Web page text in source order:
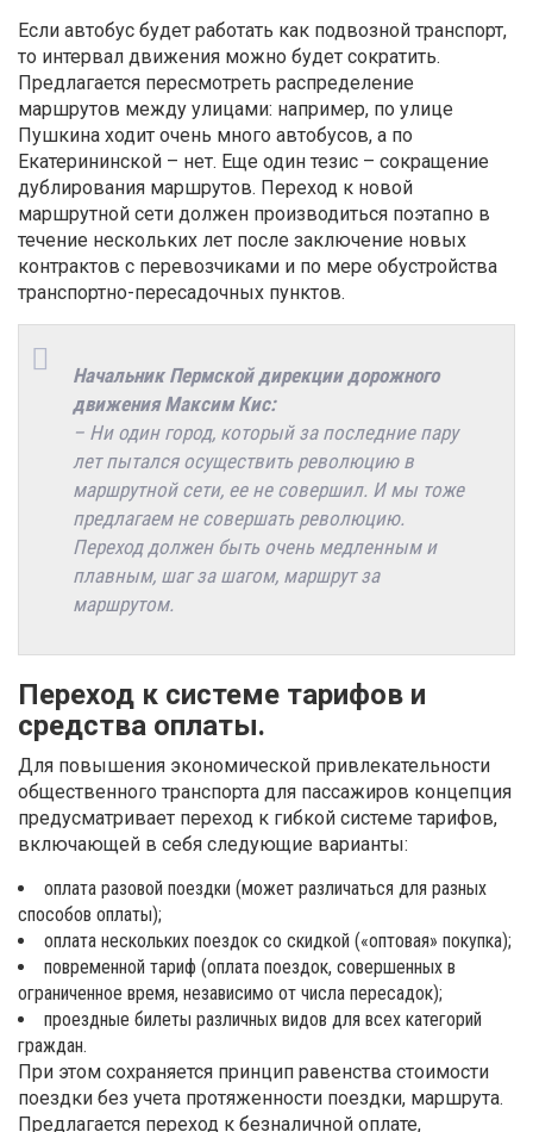
Если автобус будет работать как подвозной транспорт,
то интервал движения можно будет сократить.
Предлагается пересмотреть распределение
маршрутов между улицами: например, по улице
Пушкина ходит очень много автобусов, а по
Екатерининской – нет. Еще один тезис – сокращение
дублирования маршрутов. Переход к новой
маршрутной сети должен производиться поэтапно в
течение нескольких лет после заключение новых
контрактов с перевозчиками и по мере обустройства
транспортно-пересадочных пунктов.
Начальник Пермской дирекции дорожного
движения Максим Кис:
– Ни один город, который за последние пару
лет пытался осуществить революцию в
маршрутной сети, ее не совершил. И мы тоже
предлагаем не совершать революцию.
Переход должен быть очень медленным и
плавным, шаг за шагом, маршрут за
маршрутом.
Переход к системе тарифов и
средства оплаты.
Для повышения экономической привлекательности
общественного транспорта для пассажиров концепция
предусматривает переход к гибкой системе тарифов,
включающей в себя следующие варианты:
оплата разовой поездки (может различаться для разных
способов оплаты);
оплата нескольких поездок со скидкой («оптовая» покупка);
повременной тариф (оплата поездок, совершенных в
ограниченное время, независимо от числа пересадок);
проездные билеты различных видов для всех категорий
граждан.
При этом сохраняется принцип равенства стоимости
поездки без учета протяженности поездки, маршрута.
Предлагается переход к безналичной оплате,